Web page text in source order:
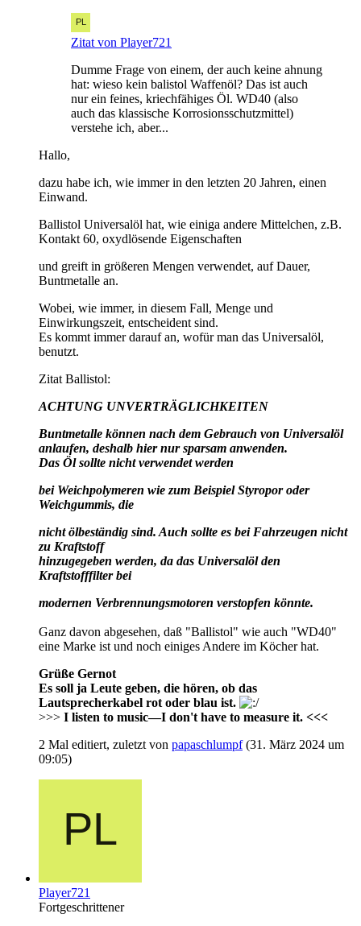
Zitat von Player721
Dumme Frage von einem, der auch keine ahnung
hat: wieso kein balistol Waffenöl? Das ist auch
nur ein feines, kriechfähiges Öl. WD40 (also
auch das klassische Korrosionsschutzmittel)
verstehe ich, aber...
Hallo,
dazu habe ich, wie immer in den letzten 20 Jahren, einen
Einwand.
Ballistol Universalöl hat, wie einiga andere Mittelchen, z.B.
Kontakt 60, oxydlösende Eigenschaften
und greift in größeren Mengen verwendet, auf Dauer,
Buntmetalle an.
Wobei, wie immer, in diesem Fall, Menge und
Einwirkungszeit, entscheident sind.
Es kommt immer darauf an, wofür man das Universalöl,
benutzt.
Zitat Ballistol:
ACHTUNG UNVERTRÄGLICHKEITEN
Buntmetalle können nach dem Gebrauch von Universalöl
anlaufen, deshalb hier nur sparsam anwenden.
Das Öl sollte nicht verwendet werden
bei Weichpolymeren wie zum Beispiel Styropor oder
Weichgummis, die
nicht ölbeständig sind. Auch sollte es bei Fahrzeugen nicht
zu Kraftstoff
hinzugegeben werden, da das Universalöl den
Kraftstofffilter bei
modernen Verbrennungsmotoren verstopfen könnte.
Ganz davon abgesehen, daß "Ballistol" wie auch "WD40"
eine Marke ist und noch einiges Andere im Köcher hat.
Grüße Gernot
Es soll ja Leute geben, die hören, ob das
Lautsprecherkabel rot oder blau ist.
>>> I listen to music—I don't have to measure it. <<<
2 Mal editiert, zuletzt von papaschlumpf(31. März 2024 um
09:05)
Player721
Fortgeschrittener